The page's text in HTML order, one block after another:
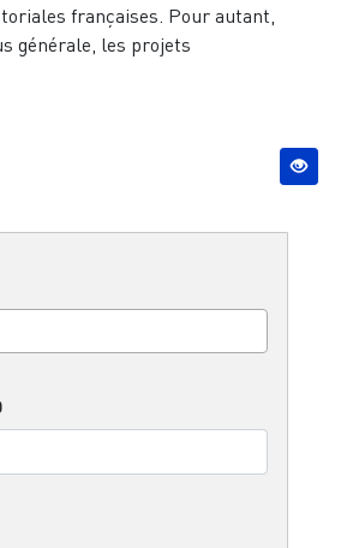
françaises. Pour autant,
générale, les projets